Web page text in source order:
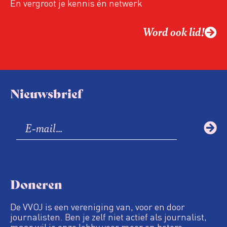
En vergroot je kennis én netwerk
Word ook lid!
Nieuwsbrief
Doneren
De VVOJ is een vereniging van, voor en door
journalisten. Ben je zelf niet actief als journalist,